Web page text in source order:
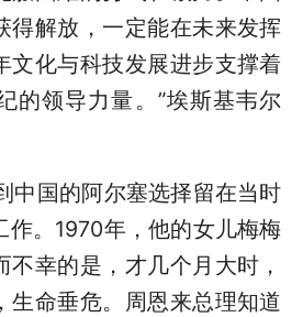
得解放，一定能在未来发挥
文化与科技发展进步支撑着
的领导力量。”埃斯基韦尔
中国的阿尔塞选择留在当时
作。1970年，他的女儿梅梅
不幸的是，才几个月大时，
生命垂危。周恩来总理知道